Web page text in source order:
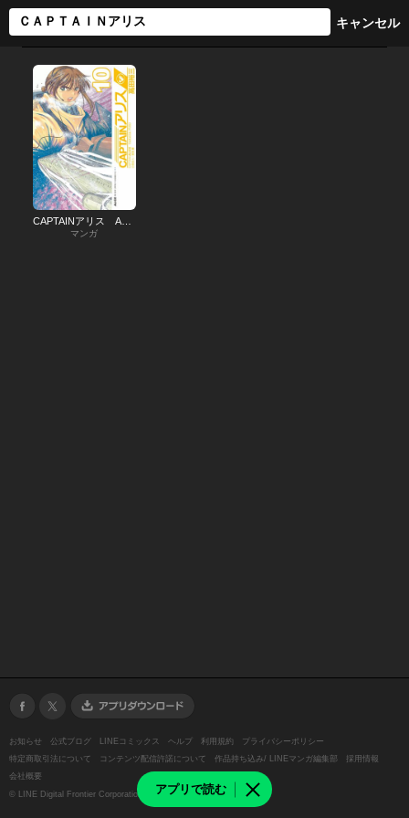
アプリで読む
CAPTAINアリス ALICE AIR SHIP JAPAN
マンガ
お知らせ 公式ブログ LINEコミックス ヘルプ 利用規約
プライバシーポリシー
特定商取引法について
コンテンツ配信許諾について 作品持ち込み/ LINEマンガ編集部
採用情報
会社概要
© LINE Digital Frontier Corporation